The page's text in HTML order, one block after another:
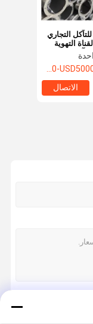
التجاري
التهوية
USD500-
الاتصال